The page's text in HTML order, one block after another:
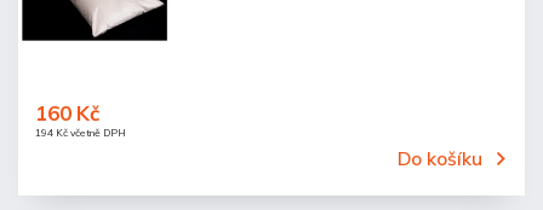
194 Kč včetně DPH
160 Kč
Do košíku